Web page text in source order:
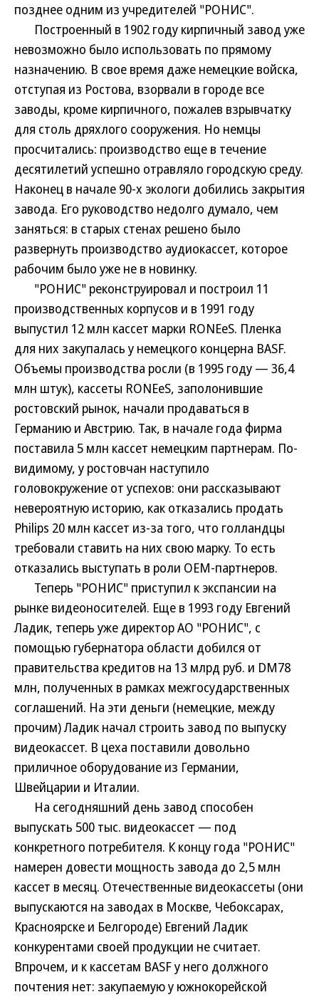
позднее одним из учредителей "РОНИС".
Построенный в 1902 году кирпичный завод уже
невозможно было использовать по прямому
назначению. В свое время даже немецкие войска,
отступая из Ростова, взорвали в городе все
заводы, кроме кирпичного, пожалев взрывчатку
для столь дряхлого сооружения. Но немцы
просчитались: производство еще в течение
десятилетий успешно отравляло городскую среду.
Наконец в начале 90-х экологи добились закрытия
завода. Его руководство недолго думало, чем
заняться: в старых стенах решено было
развернуть производство аудиокассет, которое
рабочим было уже не в новинку.
"РОНИС" реконструировал и построил 11
производственных корпусов и в 1991 году
выпустил 12 млн кассет марки RONEeS. Пленка
для них закупалась у немецкого концерна BASF.
Объемы производства росли (в 1995 году — 36,4
млн штук), кассеты RONEeS, заполонившие
ростовский рынок, начали продаваться в
Германию и Австрию. Так, в начале года фирма
поставила 5 млн кассет немецким партнерам. По-
видимому, у ростовчан наступило
головокружение от успехов: они рассказывают
невероятную историю, как отказались продать
Philips 20 млн кассет из-за того, что голландцы
требовали ставить на них свою марку. То есть
отказались выступать в роли ОЕМ-партнеров.
Теперь "РОНИС" приступил к экспансии на
рынке видеоносителей. Еще в 1993 году Евгений
Ладик, теперь уже директор АО "РОНИС", с
помощью губернатора области добился от
правительства кредитов на 13 млрд руб. и DM78
млн, полученных в рамках межгосударственных
соглашений. На эти деньги (немецкие, между
прочим) Ладик начал строить завод по выпуску
видеокассет. В цеха поставили довольно
приличное оборудование из Германии,
Швейцарии и Италии.
На сегодняшний день завод способен
выпускать 500 тыс. видеокассет — под
конкретного потребителя. К концу года "РОНИС"
намерен довести мощность завода до 2,5 млн
кассет в месяц. Отечественные видеокассеты (они
выпускаются на заводах в Москве, Чебоксарах,
Красноярске и Белгороде) Евгений Ладик
конкурентами своей продукции не считает.
Впрочем, и к кассетам BASF у него должного
почтения нет: закупаемую у южнокорейской